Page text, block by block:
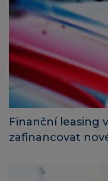
Finanční leasing
zafinancovat